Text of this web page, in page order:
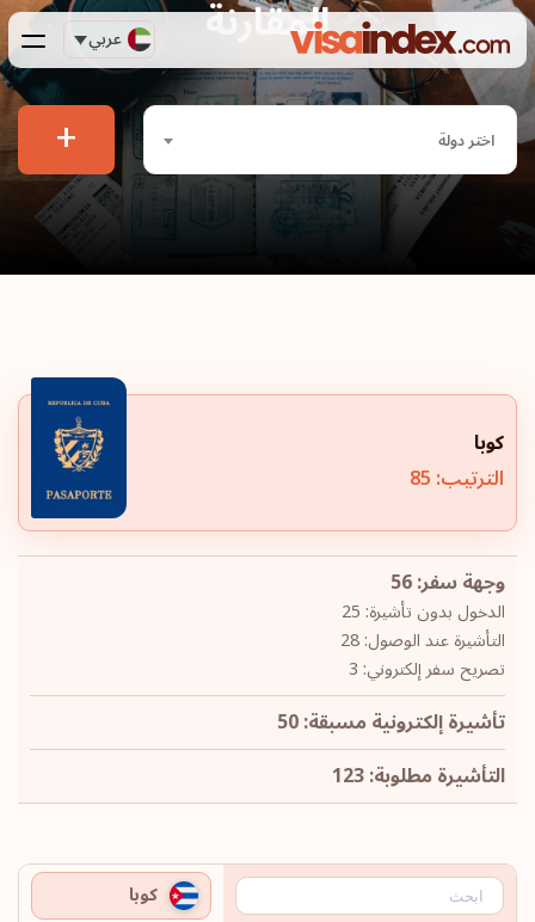
عربي المقارنة
اختر دولة +
كوبا
الترتيب: 85
وجهة سفر: 56
الدخول بدون تأشيرة: 25
التأشيرة عند الوصول: 28
تصريح سفر إلكتروني: 3
تأشيرة إلكترونية مسبقة: 50
التأشيرة مطلوبة: 123
كوبا